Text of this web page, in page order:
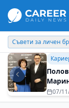
Кариерни съвети
Идеи
01/